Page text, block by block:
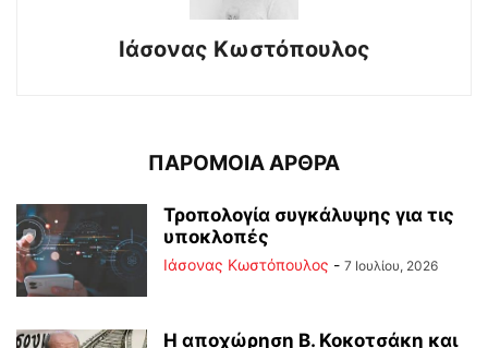
Ιάσονας Κωστόπουλος
ΠΑΡΟΜΟΙΑ ΑΡΘΡΑ
Τροπολογία συγκάλυψης για τις
υποκλοπές
Ιάσονας Κωστόπουλος - 7 Ιουλίου, 2026
Η αποχώρηση Β. Κοκοτσάκη και